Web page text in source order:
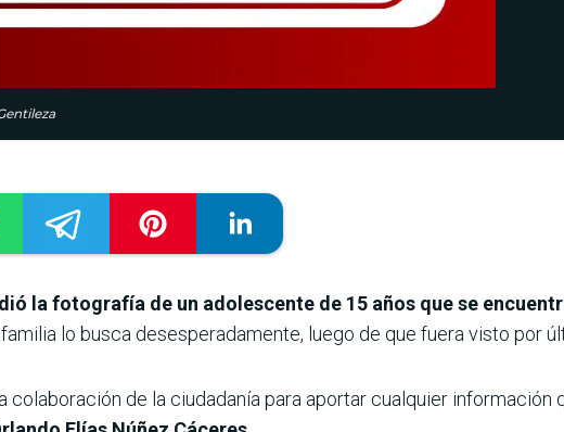
la fotografía de un adolescente de 15 años que se
lo busca desesperadamente, luego de que fuera visto por
colaboración de la ciudadanía para aportar cualquier información